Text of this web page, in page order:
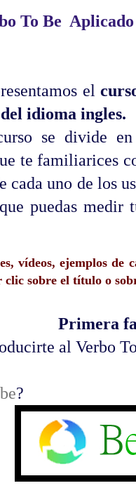
To Be
el
idioma ingles.
se divide
te familiarices
cada uno de los
puedas medir
vídeos, ejemplos de
sobre el título o
Primera
al Verbo
?